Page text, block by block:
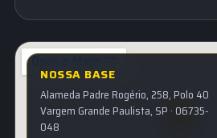
NOSSA BASE
Alameda Padre Rogério, 258, Polo 40
Vargem Grande Paulista, SP · 06735-
048